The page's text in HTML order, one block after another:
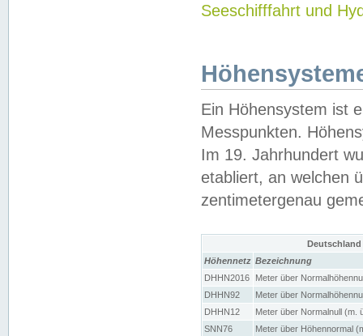
Seeschifffahrt und
Ein Höhensystem ist
Messpunkten.
Im 19. Jahrhundert
etabliert, an welchen
zentimetergenau
Höhennetz Bezeichnung
DHHN2016
Meter über
DHHN92
Meter über
DHHN12
Meter über Normalnull (m.
SNN76
Meter über Höhennormal